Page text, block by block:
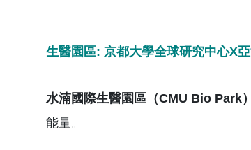
生醫園區: 京都大學全球研究中心X
水湳國際生醫園區（CMU Bio Park）
能量。